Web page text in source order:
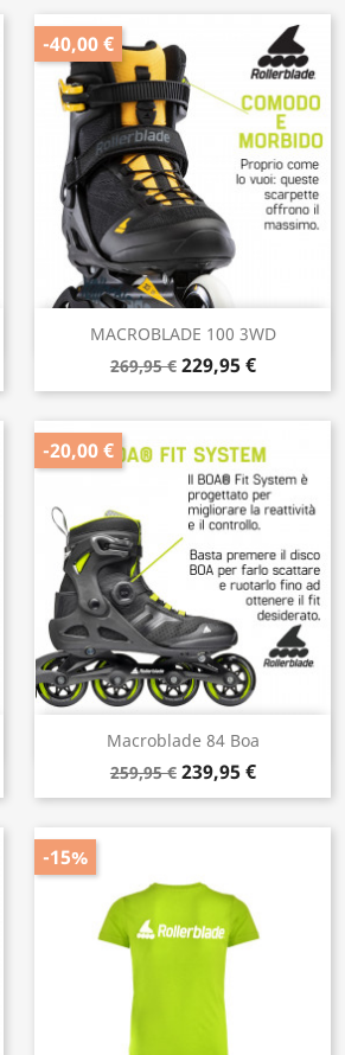
MACROBLADE 100 3WD
269,95 € 229,95 €
-40,00 €
Anteprima
Macroblade 84 Boa
259,95 € 239,95 €
-20,00 €
Anteprima
-15%